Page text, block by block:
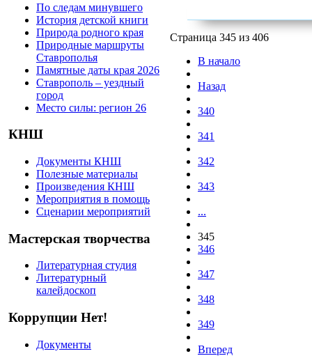
По следам минувшего
История детской книги
Природа родного края
Природные маршруты
Ставрополья
Памятные даты края 2026
Ставрополь – уездный
город
Место силы: регион 26
КНШ
Документы КНШ
Полезные материалы
Произведения КНШ
Мероприятия в помощь
Сценарии мероприятий
Мастерская творчества
Литературная студия
Литературный
калейдоскоп
Коррупции Нет!
Документы
Страница 345 из 406
В начало
Назад
340
341
342
343
...
345
346
347
348
349
Вперед